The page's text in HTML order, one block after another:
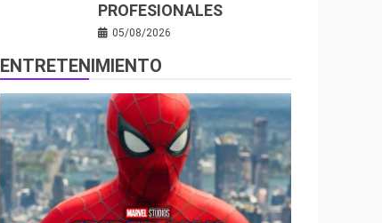
PROFESIONALES
05/08/2026
ENTRETENIMIENTO